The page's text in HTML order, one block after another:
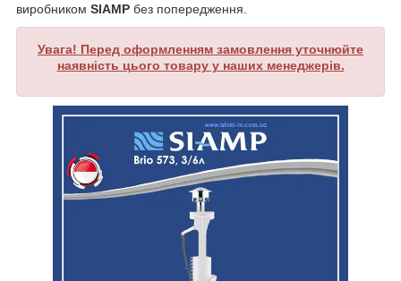
виробником SIAMP без попередження.
Увага! Перед оформленням замовлення уточнюйте
наявність цього товару у наших менеджерів.